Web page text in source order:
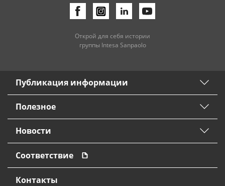
Открой для себя истории
группы Intesa Sanpaolo
Публикация информации
Полезное
Новости
Соответствие
Контакты